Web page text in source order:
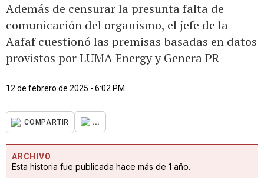
Además de censurar la presunta falta de
comunicación del organismo, el jefe de la
Aafaf cuestionó las premisas basadas en datos
provistos por LUMA Energy y Genera PR
12 de febrero de 2025 - 6:02 PM
COMPARTIR ...
ARCHIVO
Esta historia fue publicada hace más de 1 año.